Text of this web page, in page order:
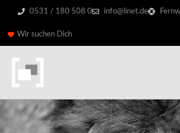
0531 / 180 508 0 info@linet.de
Wir suchen Dich